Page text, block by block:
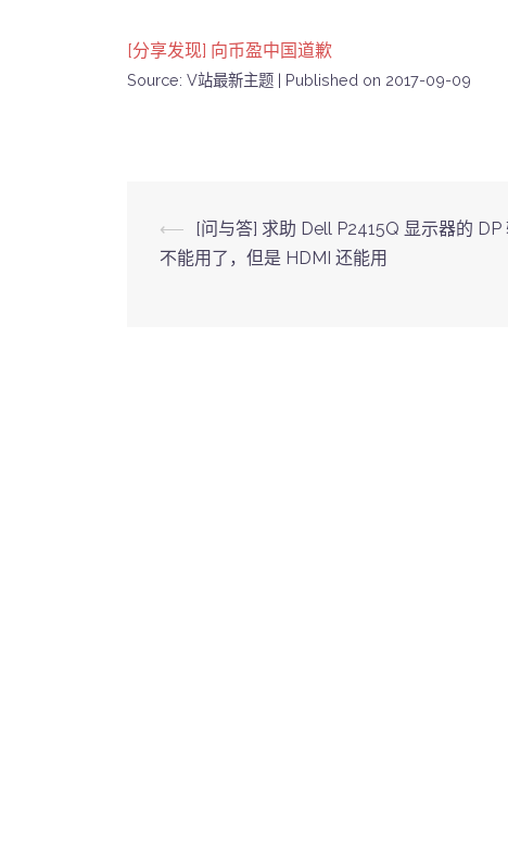
[分享发现] 向币盈中国道歉
Source: V站最新主题 Published on 2017-09-09
Post
⟵
[问与答] 求助 Dell P2415Q 显示器的 DP
不能用了，但是 HDMI 还能用